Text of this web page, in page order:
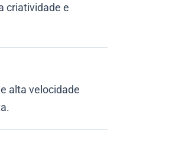
criatividade e
alta velocidade